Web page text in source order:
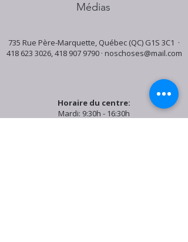
Médias
735 Rue Père-Marquette, Québec (QC) G1S 3C1 ·
418 623 3026,418 907 9790· noschoses@mail.com
Horaire du centre:
Mardi: 9:30h - 16:30h